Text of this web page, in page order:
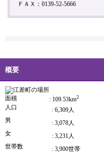
ＦＡＸ：0139-52-5666
概要
面積 : 109.53km2
人口
: 6,309人
男
: 3,078人
女
: 3,231人
世帯数
: 3,900世帯